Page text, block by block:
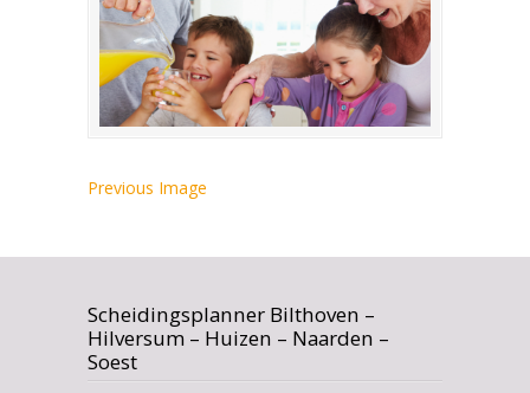
Previous Image
Scheidingsplanner Bilthoven –
Hilversum – Huizen – Naarden –
Soest